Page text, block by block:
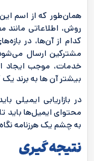
همان‌طور که از اسم
روش، اطلاعاتی
کدام از آن‌ها، در
مشترکین ارسال
خدمات، موجب ایجاد
بیشتر آن ها به برند
در بازاریابی ایمیلی
محتوای ایمیل‌ها باید
به چشم یک هرزنامه نگاه
نتیجه‌ گیری